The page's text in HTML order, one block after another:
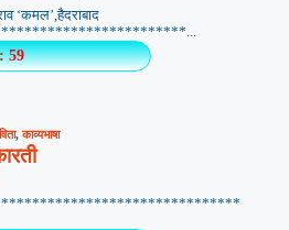
‘कमल’,हैदराबाद
59
,काव्यभाषा